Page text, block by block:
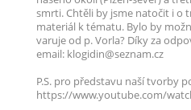
smrti. Chtěli by jsme natočit i o
materiál k tématu. Bylo by
varuje od p. Vorla? Díky za
email: klogidin@seznam.cz
P.S. pro představu naší tvorby
https://www.youtube.com/